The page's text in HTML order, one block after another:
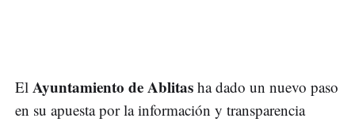
El Ayuntamiento de Ablitas ha dado un nuevo paso
en su apuesta por la información y transparencia